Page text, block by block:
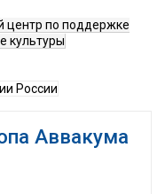
центр по поддержке
культуры
России
Аввакума